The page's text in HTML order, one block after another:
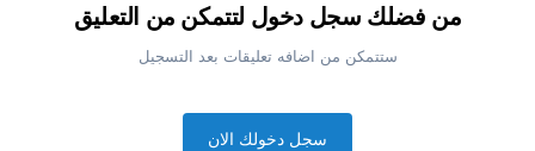
من فضلك سجل دخول لتتمكن من التعليق
ستتمكن من اضافه تعليقات بعد التسجيل
سجل دخولك الان